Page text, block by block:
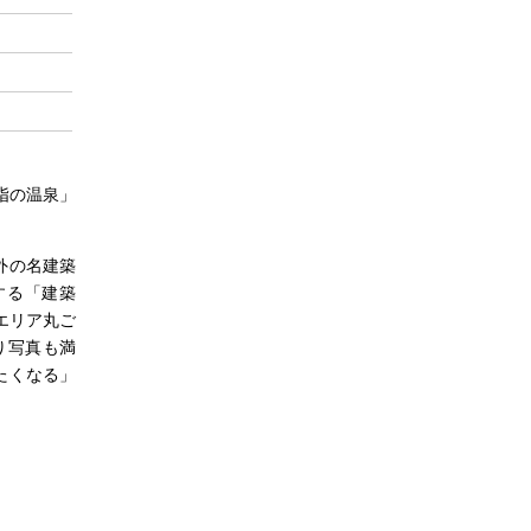
温泉」
の名建築
る「建築
リア丸ご
写真も満
なる」